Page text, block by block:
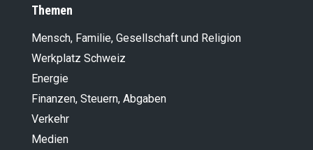
Themen
Mensch, Familie, Gesellschaft und Religion
Werkplatz Schweiz
Energie
Finanzen, Steuern, Abgaben
Verkehr
Medien